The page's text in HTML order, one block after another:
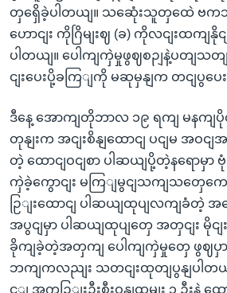
တှရှေိခဲ့ပါတယျ။ သဆေုံးသူတှထေဲ ဗက
ဟောငျး ကိုဂြိမျးဈ (ခ) ကိုလငျးထကျနိုင
ပါတယျ။ ပေါကျကှဲမှုဖွဈစဉျနဲ့ပတျသ
ငျးပေးပို့ခကြျကို မဆုမှနျက တငျပွပေ
ဒီနေ့ အောကျတိုဘာလ ၁၉ ရကျ မနကျပိုင
တုနျးက အငျးစိနျထောငျ ပငျမ အဝငျ
တဲ့ ထောငျဝငျစာ ပါဆယျပို့တဲ့နရောမှာ
ကှဲခဲ့ကွောငျး မကြျမွငျသကျသတှေက
ဉြျးထောငျ ပါဆယျထုပျလကျခံတဲ့
အပွငျမှာ ပါဆယျထုပျတှေ အတှငျး မို
ခိုကျခဲ့တဲ့အတှကျ ပေါကျကှဲမှုတှေ ဖွဈပှာ
ဘကျကလညျး သတငျးထုတျပွနျပါတယ
င့ျ အကဉြျးဦးစီးဝနျထမျး ၃ ဦးနဲ့ ထ